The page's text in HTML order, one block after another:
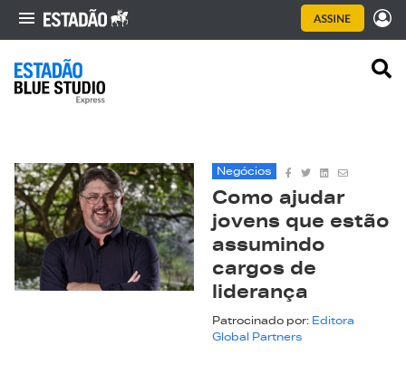
Negócios
Como ajudar
jovens que estão
assumindo
cargos de
liderança
Patrocinado por: Editora
Global Partners